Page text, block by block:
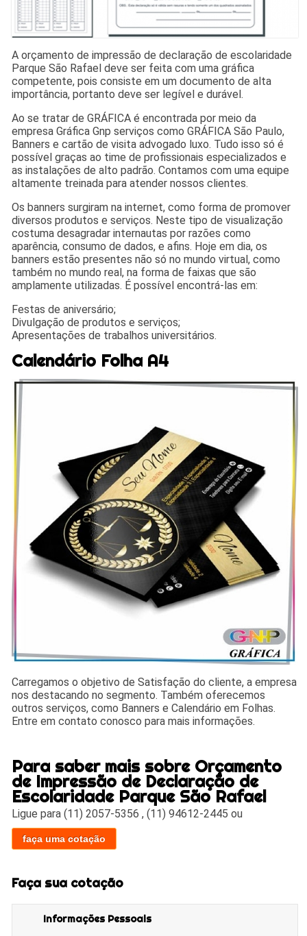
A orçamento de impressão de declaração de escolaridade
Parque São Rafael deve ser feita com uma gráfica
competente, pois consiste em um documento de alta
importância, portanto deve ser legível e durável.
Ao se tratar de GRÁFICA é encontrada por meio da
empresa Gráfica Gnp serviços como GRÁFICA São Paulo,
Banners e cartão de visita advogado luxo. Tudo isso só é
possível graças ao time de profissionais especializados e
as instalações de alto padrão. Contamos com uma equipe
altamente treinada para atender nossos clientes.
Os banners surgiram na internet, como forma de promover
diversos produtos e serviços. Neste tipo de visualização
costuma desagradar internautas por razões como
aparência, consumo de dados, e afins. Hoje em dia, os
banners estão presentes não só no mundo virtual, como
também no mundo real, na forma de faixas que são
amplamente utilizadas. É possível encontrá-las em:
Festas de aniversário;
Divulgação de produtos e serviços;
Apresentações de trabalhos universitários.
Calendário Folha A4
Carregamos o objetivo de Satisfação do cliente, a empresa
nos destacando no segmento. Também oferecemos
outros serviços, como Banners e Calendário em Folhas.
Entre em contato conosco para mais informações.
Para saber mais sobre Orçamento
de Impressão de Declaração de
Escolaridade Parque São Rafael
Ligue para(11) 2057-5356 ,(11) 94612-2445 ou
faça uma cotação
Faça sua cotação
Informações Pessoais